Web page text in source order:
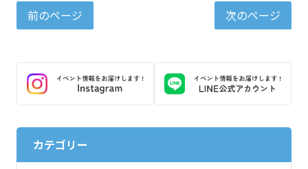
前のページ 次のページ
カテゴリー